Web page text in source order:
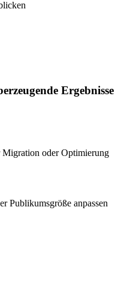
Ergebnisse
Migration oder Optimierung
Publikumsgröße anpassen